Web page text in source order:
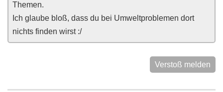
Themen.
Ich glaube bloß, dass du bei Umweltproblemen dort
nichts finden wirst :/
Verstoß melden